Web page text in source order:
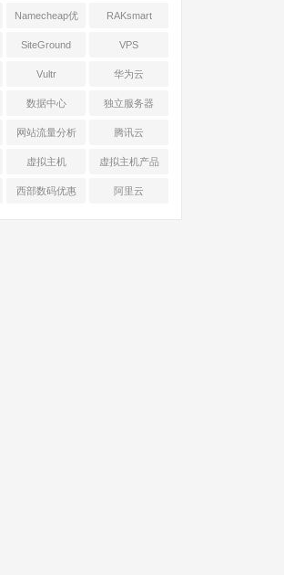
Namecheap优
惠
RAKsmart
SiteGround VPS
Vultr 华为云
数据中心 独立服务器
网站流量分析 腾讯云
虚拟主机 虚拟主机产品
对比
西部数码优惠 阿里云